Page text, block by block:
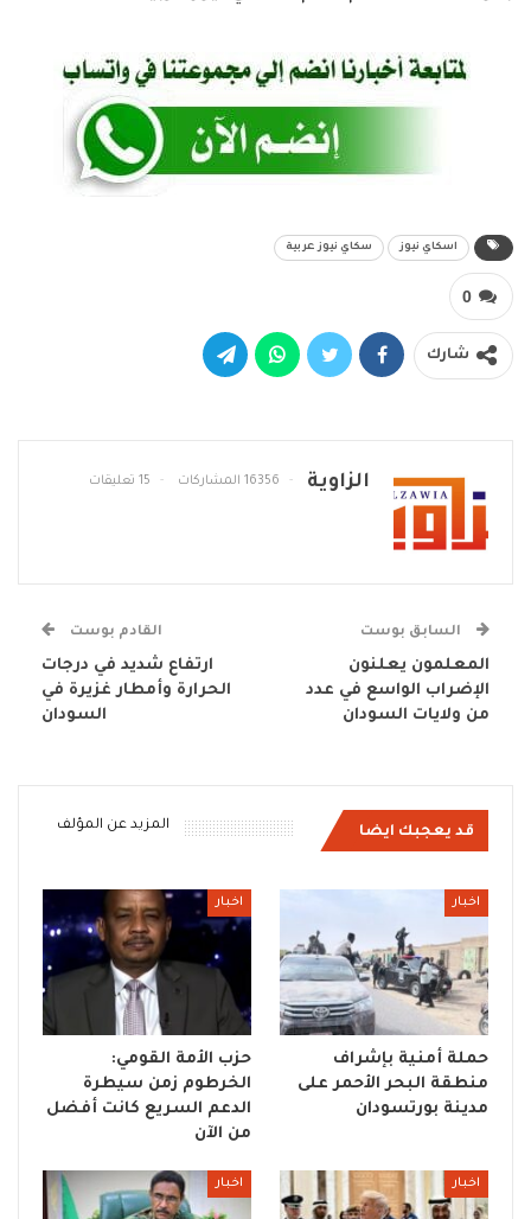
اسكاي نيوز سكاي نيوز عربية
0
شارك
الزاوية 16356 المشاركات 15 تعليقات
السابق بوست
المعلمون يعلنون
الإضراب الواسع في عدد
من ولايات السودان
القادم بوست
ارتفاع شديد في درجات
الحرارة وأمطار غزيرة في
السودان
قد يعجبك ايضا المزيد عن المؤلف
اخبار
حملة أمنية بإشراف
منطقة البحر الأحمر على
مدينة بورتسودان
اخبار
حزب الأمة القومي:
الخرطوم زمن سيطرة
الدعم السريع كانت أفضل
من الآن
اخبار اخبار